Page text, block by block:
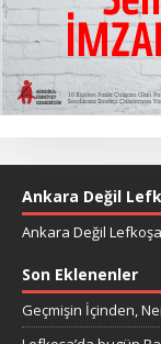
Ankara Değil
Ankara Değil Lefkoşa
Son Eklenenler
Geçmişin İçinden,